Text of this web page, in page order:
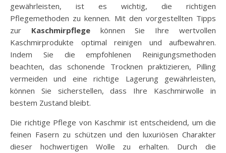
gewährleisten, ist es wichtig, die richtigen
Pflegemethoden zu kennen. Mit den vorgestellten Tipps
zur Kaschmirpflegekönnen Sie Ihre wertvollen
Kaschmirprodukte optimal reinigen und aufbewahren.
Indem Sie die empfohlenen Reinigungsmethoden
beachten, das schonende Trocknen praktizieren, Pilling
vermeiden und eine richtige Lagerung gewährleisten,
können Sie sicherstellen, dass Ihre Kaschmirwolle in
bestem Zustand bleibt.
Die richtige Pflege von Kaschmir ist entscheidend, um die
feinen Fasern zu schützen und den luxuriösen Charakter
dieser hochwertigen Wolle zu erhalten. Durch die